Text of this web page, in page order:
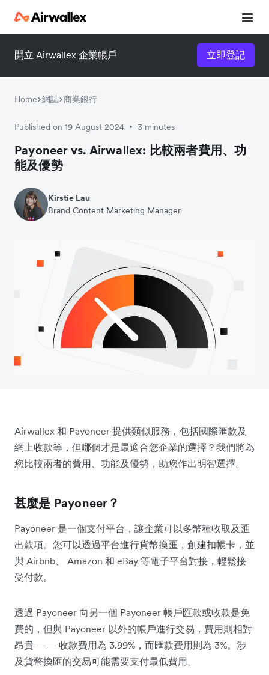
開立 Airwallex 企業帳戶 立即登記
Home 網誌 商業銀行
Published on 19 August 2024 • 3 minutes
Payoneer vs. Airwallex: 比較兩者費用、功
能及優勢
Kirstie Lau
Brand Content Marketing Manager
Airwallex 和 Payoneer 提供類似服務，包括國際匯款及
網上收款等，但哪個才是最適合您企業的選擇？我們將為
您比較兩者的費用、功能及優勢，助您作出明智選擇。
甚麼是 Payoneer？
Payoneer 是一個支付平台，讓企業可以多幣種收取及匯
出款項。您可以透過平台進行貨幣換匯，創建扣帳卡，並
與 Airbnb、 Amazon 和 eBay 等電子平台對接，輕鬆接
受付款。
透過 Payoneer 向另一個 Payoneer 帳戶匯款或收款是免
費的，但與 Payoneer 以外的帳戶進行交易，費用則相對
昂貴 —— 收款費用為 3.99%，而匯款費用則為 3%。涉
及貨幣換匯的交易可能需要支付最低費用。